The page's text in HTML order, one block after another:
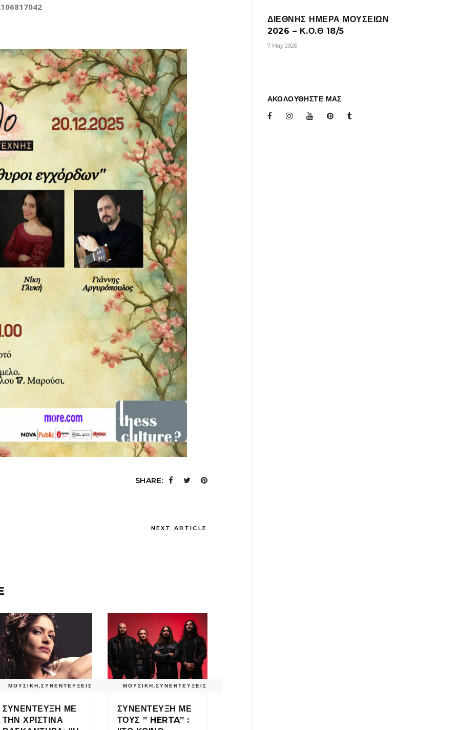
SHARE:
NEXT ARTICLE
ΜΟΥΣΙΚΗ,ΣΥΝΕΝΤΕΥΞΕΙΣ
ΣΥΝΕΝΤΕΥΞΗ ΜΕ
ΤΗΝ ΧΡΙΣΤΙΝΑ
ΜΟΥΣΙΚΗ,ΣΥΝΕΝΤΕΥΞΕΙΣ
ΣΥΝΕΝΤΕΥΞΗ ΜΕ
ΤΟΥΣ ” HERTA” :
ΔΙΕΘΝΗΣ ΗΜΕΡΑ ΜΟΥΣΕΙΩΝ
2026 – Κ.Ο.Θ 18/5
7 May 2026
ΑΚΟΛΟΥΘΗΣΤΕ ΜΑΣ